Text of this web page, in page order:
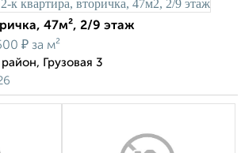
47м², 2/9 этаж
₽ за м²
Грузовая 3